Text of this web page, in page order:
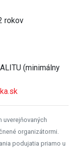
rokov
(minimálny
uverejňovaných
organizátormi.
podujatia priamo u